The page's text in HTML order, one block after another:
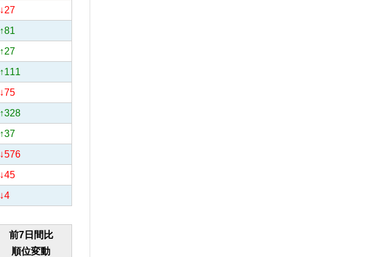
↓27
↑81
↑27
↑111
↓75
↑328
↑37
↓576
↓45
↓4
前7日間比
順位変動